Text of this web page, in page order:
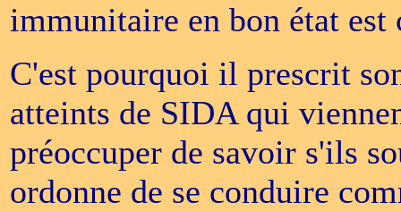
immunitaire en bon état est
C'est pourquoi il prescrit
atteints de SIDA qui
préoccuper de savoir s'ils
ordonne de se conduire